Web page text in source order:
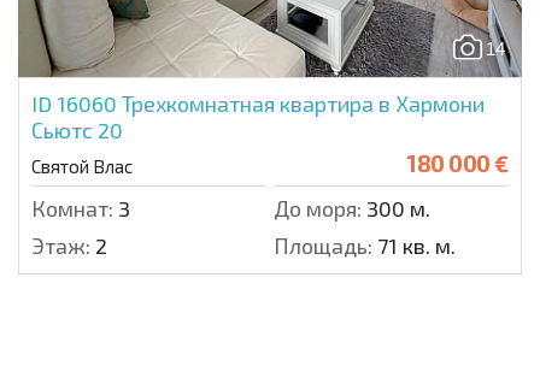
14
ID 16060 Трехкомнатная квартира в Хармони
Сьютс 20
Святой Влас 180 000 €
Комнат: 3 До моря: 300 м.
Этаж: 2 Площадь: 71 кв. м.